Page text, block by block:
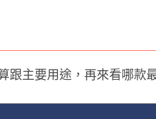
跟主要用途，再來看哪款